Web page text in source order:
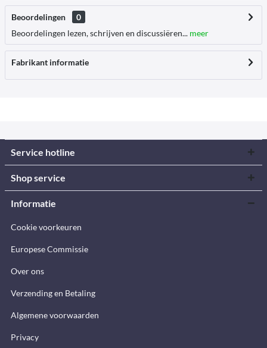
Beoordelingen
0
Beoordelingen lezen, schrijven en discussiëren... meer
Fabrikant informatie
Service hotline
Shop service
Informatie
Cookie voorkeuren
Europese Commissie
Over ons
Verzending en Betaling
Algemene voorwaarden
Privacy